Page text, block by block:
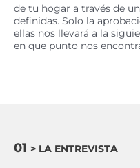
de tu hogar a través de
definidas. Solo la
ellas nos llevará a la
en que punto nos
01 > LA ENTREVISTA